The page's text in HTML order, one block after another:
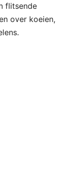
flitsende
over koeien,